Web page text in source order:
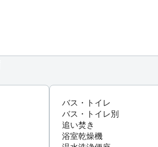
バス・トイレ
バス・トイレ別
追い焚き
浴室乾燥機